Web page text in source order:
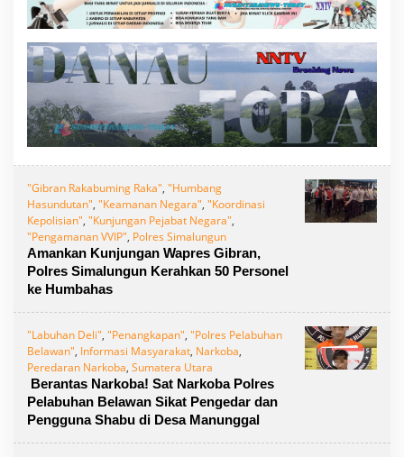
"Gibran Rakabuming Raka", "Humbang
Hasundutan", "Keamanan Negara", "Koordinasi
Kepolisian", "Kunjungan Pejabat Negara",
"Pengamanan VVIP", Polres Simalungun
Amankan Kunjungan Wapres Gibran,
Polres Simalungun Kerahkan 50 Personel
ke Humbahas
"Labuhan Deli", "Penangkapan", "Polres Pelabuhan
Belawan", Informasi Masyarakat, Narkoba,
Peredaran Narkoba, Sumatera Utara
Berantas Narkoba! Sat Narkoba Polres
Pelabuhan Belawan Sikat Pengedar dan
Pengguna Shabu di Desa Manunggal